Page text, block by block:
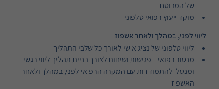
של המבוטח
מוקד ייעוץ רפואי טלפוני
ליווי לפני, במהלך ולאחר אשפוז
ליווי טלפוני של נציג אישי לאורך כל שלבי התהליך
מנטור רפואי – פגישות ושיחות לצורך בניית תהליך ליווי רגשי
ומנטלי להתמודדות עם המקרה הרפואי לפני, במהלך ולאחר
האשפוז